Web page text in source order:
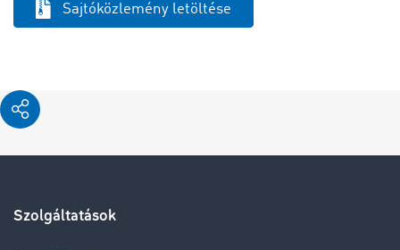
Sajtóközlemény letöltése
Szolgáltatások